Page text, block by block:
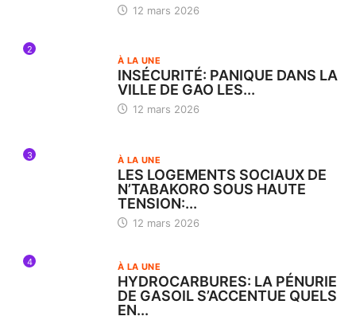
12 mars 2026
2
À LA UNE
INSÉCURITÉ: PANIQUE DANS LA
VILLE DE GAO LES...
12 mars 2026
3 À LA UNE
LES LOGEMENTS SOCIAUX DE
N’TABAKORO SOUS HAUTE
TENSION:...
12 mars 2026
4 À LA UNE
HYDROCARBURES: LA PÉNURIE
DE GASOIL S’ACCENTUE QUELS
EN...